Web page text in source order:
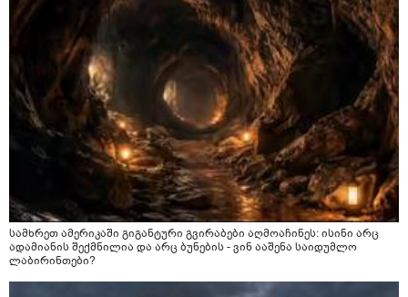
სამხრეთ ამერიკაში გიგანტური გვირაბები აღმოაჩინეს: ისინი არც
ადამიანის შექმნილია და არც ბუნების - ვინ ააშენა საიდუმლო
ლაბირინთები?